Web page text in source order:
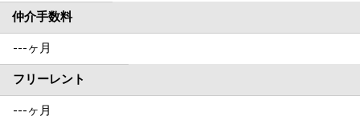
仲介手数料
---ヶ月
フリーレント
---ヶ月